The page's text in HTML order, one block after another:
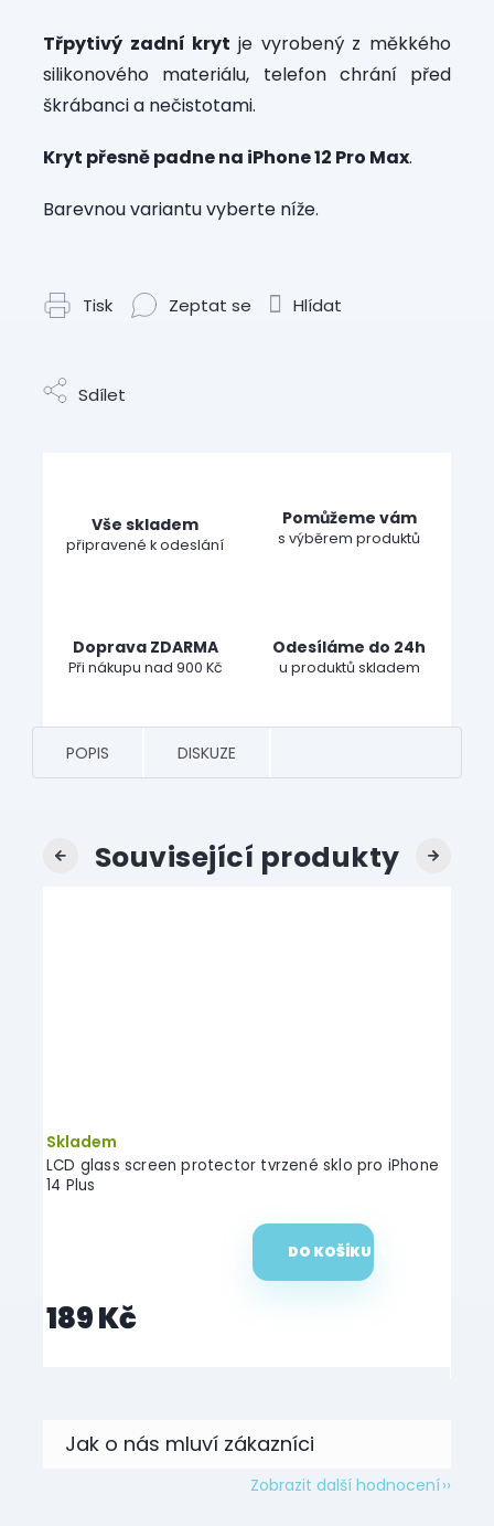
Třpytivý zadní kryt je vyrobený z měkkého
silikonového materiálu, telefon chrání před
škrábanci a nečistotami.
Kryt přesně padne na iPhone 12 Pro Max.
Barevnou variantu vyberte níže.
Tisk Zeptat se Hlídat
Sdílet
Vše skladem
připravené k odeslání
Pomůžeme vám
s výběrem produktů
Doprava ZDARMA
Při nákupu nad 900 Kč
Odesíláme do 24h
u produktů skladem
POPIS DISKUZE
Související produkty
Previous
LCD glass screen protector tvrzené sklo pro iPhone
14 Plus
Skladem
189 Kč
DO KOŠÍKU
Next
Zobrazit další hodnocení